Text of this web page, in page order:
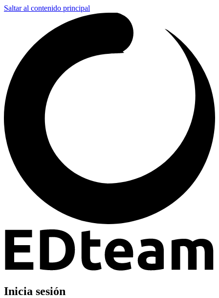
Saltar al contenido principal
Inicia sesión